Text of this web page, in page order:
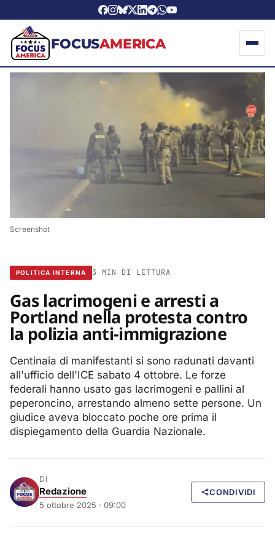
FOCUSAMERICA
Screenshot
POLITICA INTERNA 3 MIN DI LETTURA
Gas lacrimogeni e arresti a
Portland nella protesta contro
la polizia anti-immigrazione
Centinaia di manifestanti si sono radunati davanti
all'ufficio dell'ICE sabato 4 ottobre. Le forze
federali hanno usato gas lacrimogeni e pallini al
peperoncino, arrestando almeno sette persone. Un
giudice aveva bloccato poche ore prima il
dispiegamento della Guardia Nazionale.
DI
Redazione
5 ottobre 2025 · 09:00
CONDIVIDI